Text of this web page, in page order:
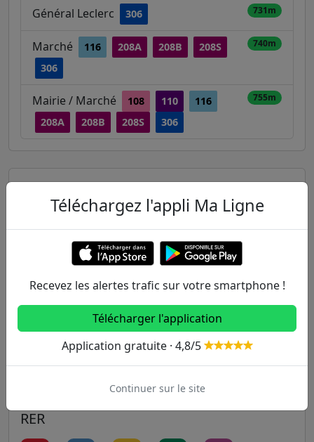
Général Leclerc 306 731m
Marché 116 208A 208B
208S
306
740m
Mairie / Marché 108 110
116
208A
208B 208S 306
755m
Autres lignes
Metro
2 3 3B 4
5 6 7 7B 8
9 10 11 12 13
14
RER
Téléchargez l'appli Ma Ligne
Recevez les alertes trafic sur votre smartphone !
Télécharger l'application
Application gratuite · 4,8/5
Continuer sur le site